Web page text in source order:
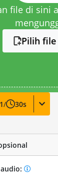
file di sini
Pilih file
1/ 30s